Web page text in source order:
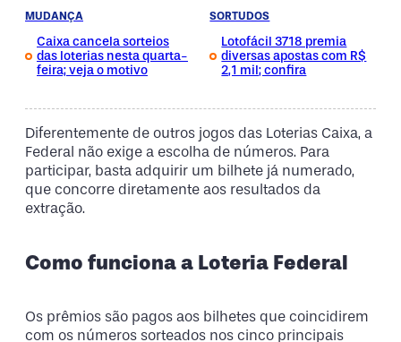
MUDANÇA
Caixa cancela sorteios
das loterias nesta quarta-
feira; veja o motivo
SORTUDOS
Lotofácil 3718 premia
diversas apostas com R$
2,1 mil; confira
Diferentemente de outros jogos das Loterias Caixa, a
Federal não exige a escolha de números. Para
participar, basta adquirir um bilhete já numerado,
que concorre diretamente aos resultados da
extração.
Como funciona a Loteria Federal
Os prêmios são pagos aos bilhetes que coincidirem
com os números sorteados nos cinco principais